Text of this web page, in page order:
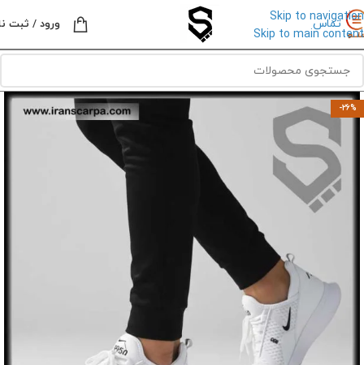
Skip to navigation
Skip to main content
تماس ورود / ثبت
-26%